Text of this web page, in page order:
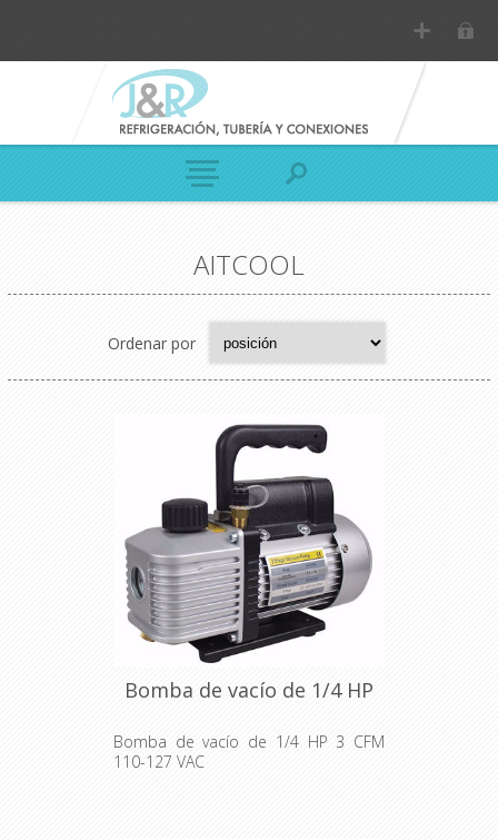
AITCOOL
Ordenar por
Bomba de vacío de 1/4 HP
Bomba de vacío de 1/4 HP 3 CFM
110-127 VAC